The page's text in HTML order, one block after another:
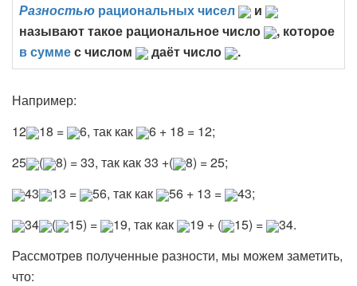
Разностью рациональных чисел
и
называют такое рациональное число
, которое
в суммес числом даёт число .
Например:
12
18 = 6, так как
6 + 18 = 12;
25
( 8) = 33, так как 33 +(
8) = 25;
43
13 = 56, так как 56 + 13 =
43;
34
( 15) = 19, так как 19 + ( 15) =
34.
Рассмотрев полученные разности, мы можем заметить,
что: